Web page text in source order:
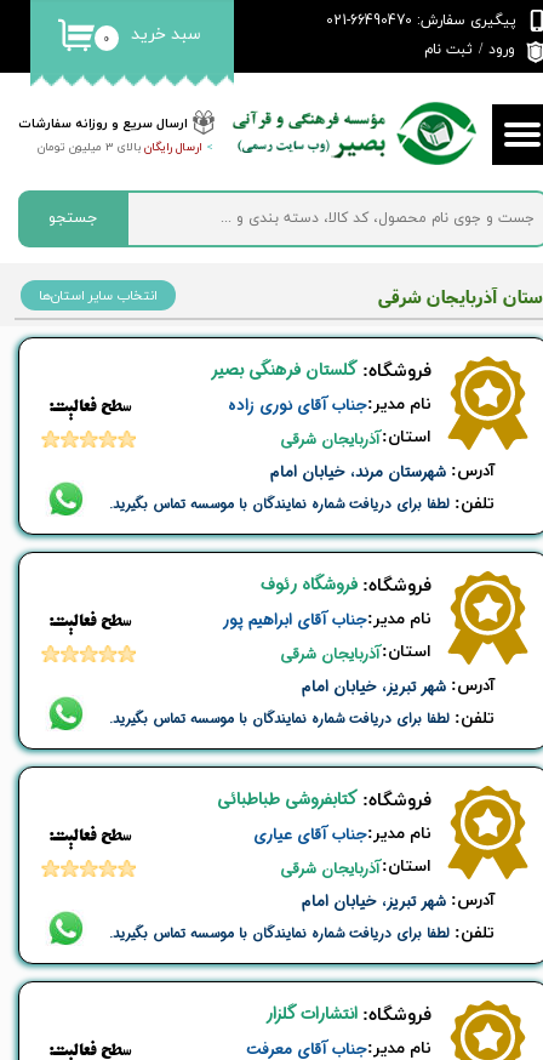
ارسال سریع و روزانه سفارشات
> ارسال رایگانبالای 3 میلیون تومان
پیگیری سفارش: 66490470-021
ورود / ثبت نام
حساب کاربری من
تغییر گذر واژه
سفارشات
خروج از حساب کاربری
۰ سبد خرید
جستجو
آذربایجان شرقی انتخاب سایر استان‌ها
شهرستان مرند، خیابان امام ​آدرس:
​فروشگاه:
نام ​مدیر:
استان:
​​سطح فعالیت:
آذربایجان شرقی
جناب آقای نوری زاده
تلفن: لطفا برای دریافت شماره نمایندگان با موسسه تماس بگیرید.
گلستان فرهنگی بصیر
شهر تبریز، خیابان امام ​آدرس:
​فروشگاه:
نام ​مدیر:
استان:
​​سطح فعالیت:
آذربایجان شرقی
جناب آقای ابراهیم پور
تلفن: لطفا برای دریافت شماره نمایندگان با موسسه تماس بگیرید.
فروشگاه رئوف
شهر تبریز، خیابان امام ​آدرس:
​فروشگاه:
نام ​مدیر:
استان:
​​سطح فعالیت:
آذربایجان شرقی
جناب آقای عیاری
تلفن: لطفا برای دریافت شماره نمایندگان با موسسه تماس بگیرید.
کتابفروشی طباطبائی
​فروشگاه:
نام ​مدیر:
​​سطح فعالیت: جناب آقای معرفت
انتشارات گلزار